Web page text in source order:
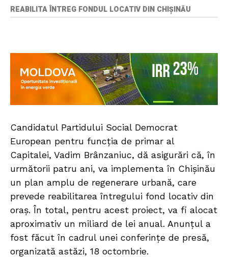
REABILITA ÎNTREG FONDUL LOCATIV DIN CHIȘINĂU
Candidatul Partidului Social Democrat
European pentru funcția de primar al
Capitalei, Vadim Brânzaniuc, dă asigurări că, în
următorii patru ani, va implementa în Chișinău
un plan amplu de regenerare urbană, care
prevede reabilitarea întregului fond locativ din
oraș. În total, pentru acest proiect, va fi alocat
aproximativ un miliard de lei anual. Anunțul a
fost făcut în cadrul unei conferințe de presă,
organizată astăzi, 18 octombrie.